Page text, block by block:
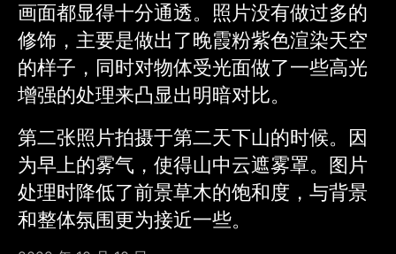
画面都显得十分通透。照片没有做过多的
修饰，主要是做出了晚霞粉紫色渲染天空
的样子，同时对物体受光面做了一些高光
增强的处理来凸显出明暗对比。
第二张照片拍摄于第二天下山的时候。因
为早上的雾气，使得山中云遮雾罩。图片
处理时降低了前景草木的饱和度，与背景
和整体氛围更为接近一些。